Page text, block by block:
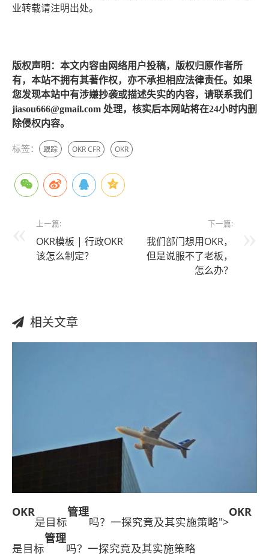
业转载请注明出处。
版权声明：本文内容由网络用户投稿，版权归原作者所
有，本站不拥有其著作权，亦不承担相应法律责任。如果
您发现本站中有涉嫌抄袭或描述失实的内容，请联系我们
jiasou666@gmail.com 处理，核实后本网站将在24小时内删
除侵权内容。
标签： 跟踪 OKR CFR OKR
上一篇:
OKR模板 | 行政OKR
该怎么制定？
下一篇:
我们部门想用OKR，
但是说服不了老板，
怎么办？
相关文章
OKR
是目标
管理
吗？一探究竟及其实施策略">
OKR
是目标
管理
吗？一探究竟及其实施策略